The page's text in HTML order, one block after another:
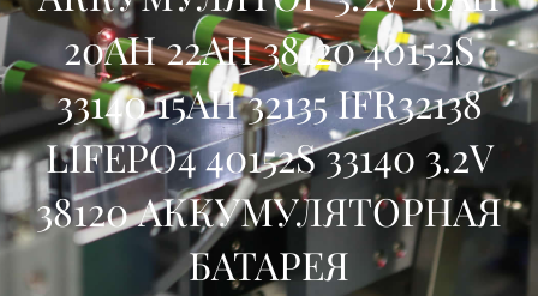
20AH 22AH 38120 40152S
33140 15AH 32135 IFR32138
LIFEPO4 40152S 33140 3.2V
38120 АККУМУЛЯТОРНАЯ
БАТАРЕЯ